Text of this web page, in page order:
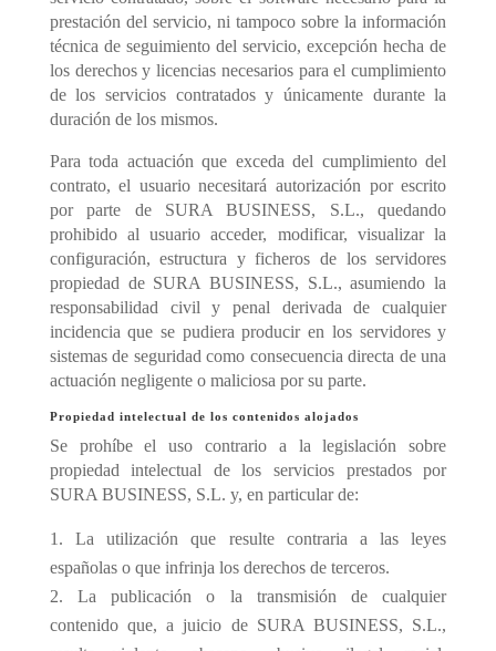
prestación del servicio, ni tampoco sobre la información
técnica de seguimiento del servicio, excepción hecha de
los derechos y licencias necesarios para el cumplimiento
de los servicios contratados y únicamente durante la
duración de los mismos.
Para toda actuación que exceda del cumplimiento del
contrato, el usuario necesitará autorización por escrito
por parte de SURA BUSINESS, S.L., quedando
prohibido al usuario acceder, modificar, visualizar la
configuración, estructura y ficheros de los servidores
propiedad de SURA BUSINESS, S.L., asumiendo la
responsabilidad civil y penal derivada de cualquier
incidencia que se pudiera producir en los servidores y
sistemas de seguridad como consecuencia directa de una
actuación negligente o maliciosa por su parte.
Propiedad intelectual de los contenidos alojados
Se prohíbe el uso contrario a la legislación sobre
propiedad intelectual de los servicios prestados por
SURA BUSINESS, S.L. y, en particular de:
La utilización que resulte contraria a las leyes
españolas o que infrinja los derechos de terceros.
La publicación o la transmisión de cualquier
contenido que, a juicio de SURA BUSINESS, S.L.,